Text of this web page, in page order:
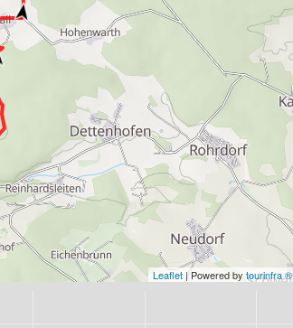
Leaflet | Powered by tourinfra ®